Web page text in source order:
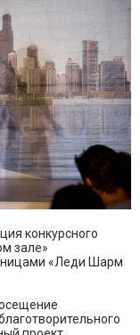
конкурсного
зале»
«Леди Шарм